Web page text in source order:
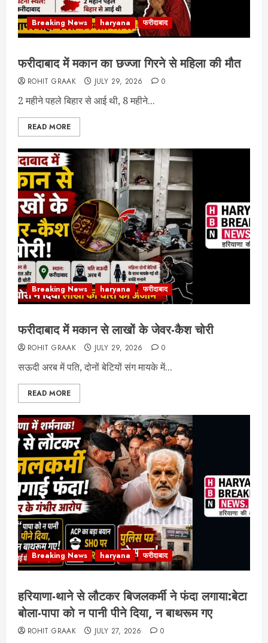
Breaking News haryana फरीदाबाद
फरीदाबाद में मकान का छज्जा गिरने से महिला की मौत
ROHIT GRAAK JULY 29, 2026 0
2 महीने पहले बिहार से आई थी, 8 महीने...
READ MORE
Breaking News haryana फरीदाबाद
फरीदाबाद में मकान से लाखों के जेवर-कैश चोरी
ROHIT GRAAK JULY 29, 2026 0
सऊदी अरब में पति, दोनों बेटियों संग मायके में...
READ MORE
Breaking News haryana फरीदाबाद
हरियाणा-थाने से लौटकर बिजलकर्मी ने फंदा लगाया:बेटा
बोला-पापा को न पानी पीने दिया, न बाथरूम गए
ROHIT GRAAK JULY 27, 2026 0